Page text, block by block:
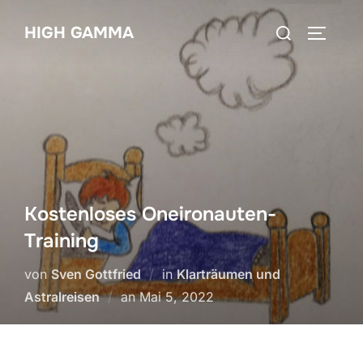
InhaltHIGH GAMMA
Suchen
nach:
Kostenloses Oneironauten-
Training
von Sven Gottfried inKlarträumen und
Astralreisen
anVeröffentlicht
Mai 5, 2022